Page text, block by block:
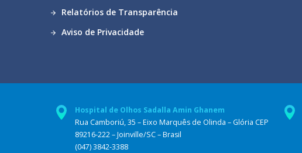
Relatórios de Transparência
Aviso de Privacidade
Hospital de Olhos Sadalla Amin Ghanem
Rua Camboriú, 35 – Eixo Marquês de Olinda – Glória CEP
89216-222 – Joinville/SC – Brasil
(047) 3842-3388